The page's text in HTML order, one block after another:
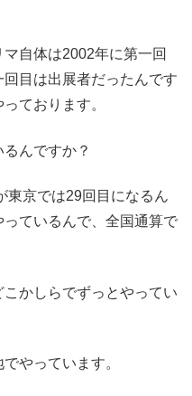
マ自体は2002年に第一回
目は出展者だったんです
ております。
るんですか？
東京では29回目になるん
ているんで、全国通算で
こかしらでずっとやってい
やっています。